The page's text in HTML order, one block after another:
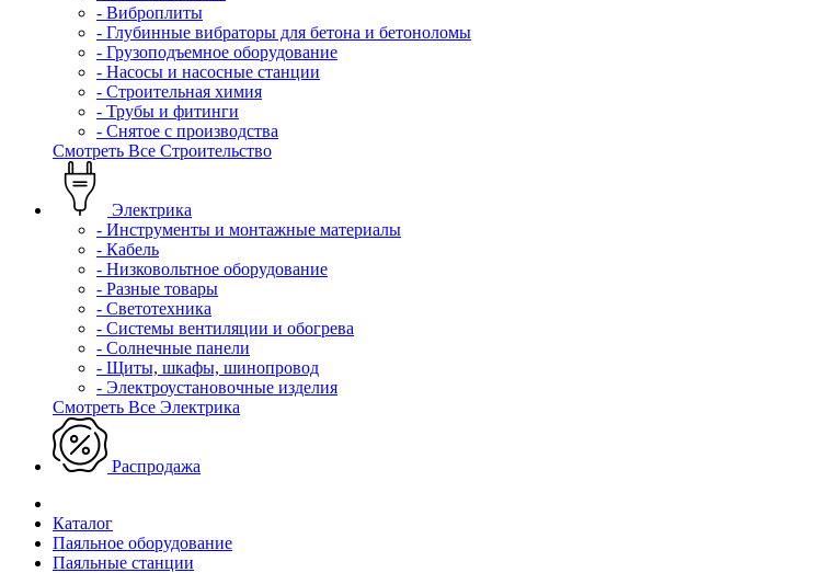
- Виброплиты
- Глубинные вибраторы для бетона и бетоноломы
- Грузоподъемное оборудование
- Насосы и насосные станции
- Строительная химия
- Трубы и фитинги
- Снятое с производства
Смотреть Все Строительство
Электрика
- Инструменты и монтажные материалы
- Кабель
- Низковольтное оборудование
- Разные товары
- Светотехника
- Системы вентиляции и обогрева
- Солнечные панели
- Щиты, шкафы, шинопровод
- Электроустановочные изделия
Смотреть Все Электрика
Распродажа
Каталог
Паяльное оборудование
Паяльные станции